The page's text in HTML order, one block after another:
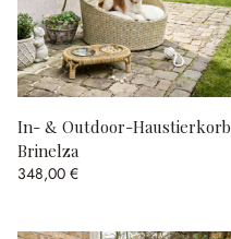
In- & Outdoor-Haustierkorb
Brinelza
348,00 €